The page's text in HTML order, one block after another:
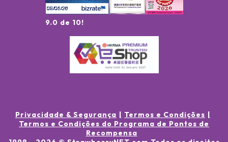
9.0 de 10!
Privacidade & Segurança
Termos e Condições
Termos e Condições do Programa de Pontos de
Recompensa